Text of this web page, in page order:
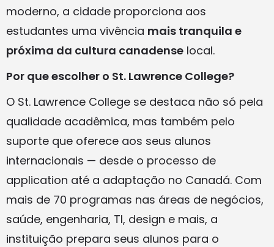
moderno, a cidade proporciona aos
estudantes uma vivência mais tranquila e
próxima da cultura canadense local.
Por que escolher o St. Lawrence College?
O St. Lawrence College se destaca não só pela
qualidade acadêmica, mas também pelo
suporte que oferece aos seus alunos
internacionais — desde o processo de
application até a adaptação no Canadá. Com
mais de 70 programas nas áreas de negócios,
saúde, engenharia, TI, design e mais, a
instituição prepara seus alunos para o